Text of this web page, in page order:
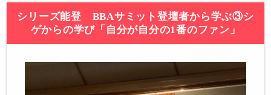
シリーズ能登 BBAサミット登壇者から学ぶ③シ
ゲからの学び「自分が自分の1番のファン」